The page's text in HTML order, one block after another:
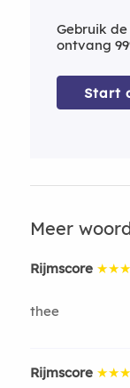
Gebruik
ontvang
Start
Meer
Rijmscore
thee
Rijmscore